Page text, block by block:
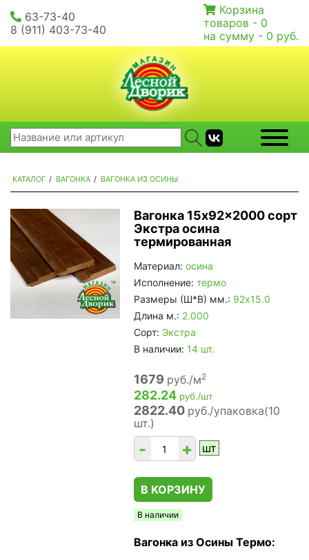
63-73-40
8 (911) 403-73-40
Корзина
товаров - 0
на сумму - 0 руб.
КАТАЛОГ / ВАГОНКА / ВАГОНКА ИЗ ОСИНЫ
Вагонка 15x92x2000 сорт
Экстра осина
термированная
Материал: осина
Исполнение: термо
Размеры (Ш*В) мм.: 92х15.0
Длина м.: 2.000
Сорт: Экстра
В наличии: 14 шт.
1679 руб./м2
282.24 руб./шт
2822.40 руб./упаковка(10
шт.)
- + шт
В КОРЗИНУ
В наличии
Вагонка из Осины Термо: